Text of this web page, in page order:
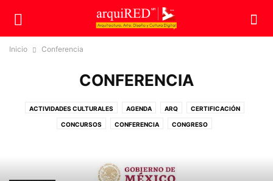
Inicio Conferencia
CONFERENCIA
ACTIVIDADES CULTURALES AGENDA ARQ CERTIFICACIÓN
CONCURSOS CONFERENCIA CONGRESO
HOMENAJE INFRAURBANA MAESTRÍA